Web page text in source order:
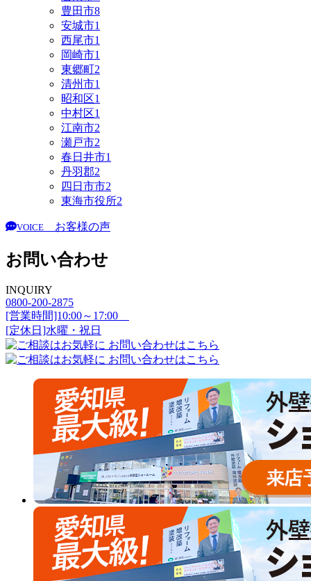
豊田市8
安城市1
西尾市1
岡崎市1
東郷町2
清州市1
昭和区1
中村区1
江南市2
瀬戸市2
春日井市1
丹羽郡2
四日市市2
東海市役所2
VOICE お客様の声
お問い合わせ
INQUIRY
0800-200-2875
[営業時間]10:00～17:00
[定休日]水曜・祝日